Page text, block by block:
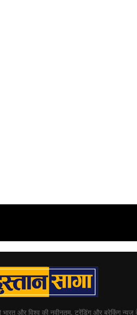
भारत और विश्व की नवीनतम, ट्रेंडिंग और ब्रेकिंग